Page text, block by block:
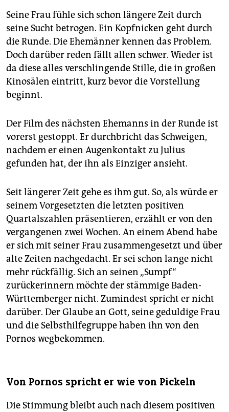
Seine Frau fühle sich schon längere Zeit durch
seine Sucht betrogen. Ein Kopfnicken geht durch
die Runde. Die Ehemänner kennen das Problem.
Doch darüber reden fällt allen schwer. Wieder ist
da diese alles verschlingende Stille, die in großen
Kinosälen eintritt, kurz bevor die Vorstellung
beginnt.
Der Film des nächsten Ehemanns in der Runde ist
vorerst gestoppt. Er durchbricht das Schweigen,
nachdem er einen Augenkontakt zu Julius
gefunden hat, der ihn als Einziger ansieht.
Seit längerer Zeit gehe es ihm gut. So, als würde er
seinem Vorgesetzten die letzten positiven
Quartalszahlen präsentieren, erzählt er von den
vergangenen zwei Wochen. An einem Abend habe
er sich mit seiner Frau zusammengesetzt und über
alte Zeiten nachgedacht. Er sei schon lange nicht
mehr rückfällig. Sich an seinen „Sumpf“
zurückerinnern möchte der stämmige Baden-
Württemberger nicht. Zumindest spricht er nicht
darüber. Der Glaube an Gott, seine geduldige Frau
und die Selbsthilfegruppe haben ihn von den
Pornos wegbekommen.
Von Pornos spricht er wie von Pickeln
Die Stimmung bleibt auch nach diesem positiven